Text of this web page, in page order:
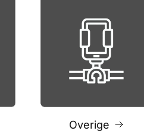
Overige